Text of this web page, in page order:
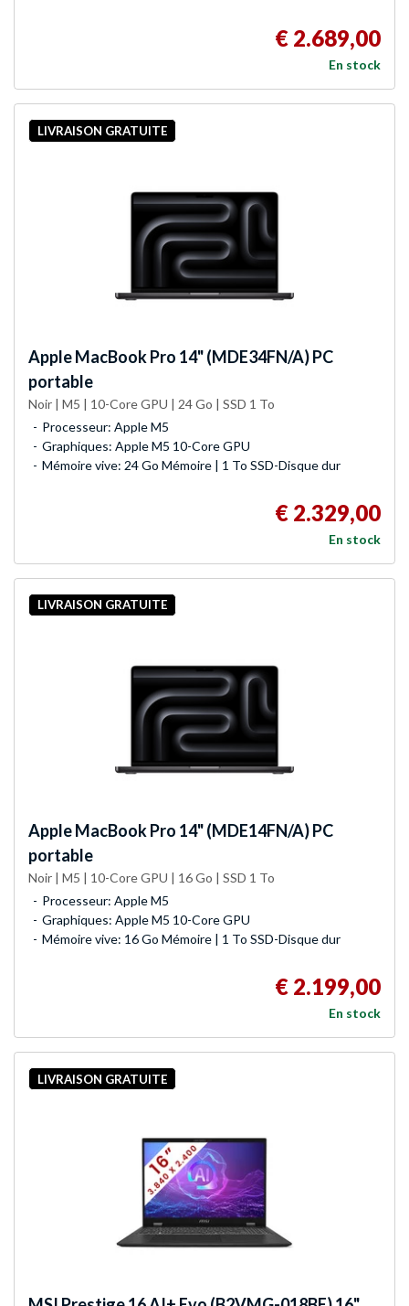
€ 2.689,00
En stock
LIVRAISON GRATUITE
AppleMacBook Pro 14" (MDE34FN/A) PC
portable
Noir | M5 | 10-Core GPU | 24 Go | SSD 1 To
Processeur: Apple M5
Graphiques: Apple M5 10-Core GPU
Mémoire vive: 24 Go Mémoire | 1 To SSD-Disque dur
€ 2.329,00
En stock
LIVRAISON GRATUITE
AppleMacBook Pro 14" (MDE14FN/A) PC
portable
Noir | M5 | 10-Core GPU | 16 Go | SSD 1 To
Processeur: Apple M5
Graphiques: Apple M5 10-Core GPU
Mémoire vive: 16 Go Mémoire | 1 To SSD-Disque dur
€ 2.199,00
En stock
LIVRAISON GRATUITE